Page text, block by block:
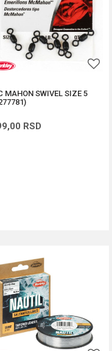
MAHON SWIVEL SIZE 5
RSD